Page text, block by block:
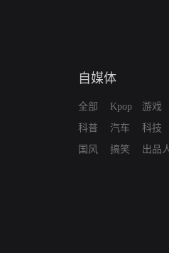
自媒体
全部
科普
国风
Kpop
汽车
搞笑
游戏
科技
出品